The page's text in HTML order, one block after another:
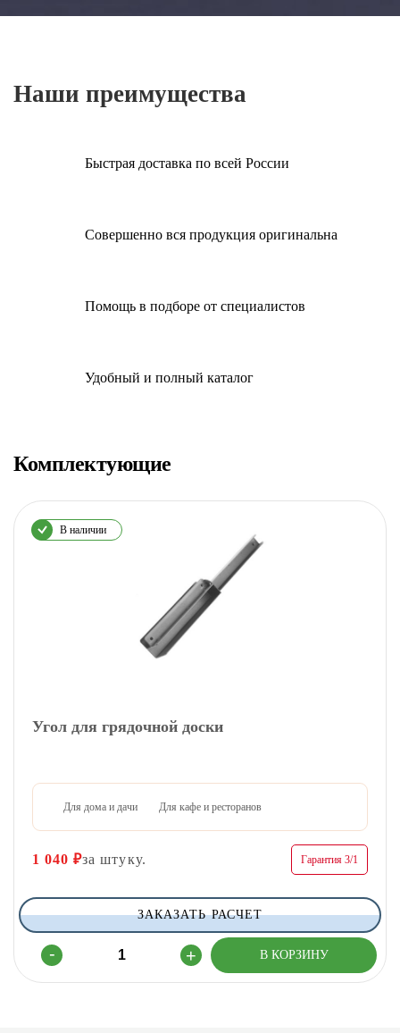
Наши преимущества
Быстрая доставка по всей России
Совершенно вся продукция оригинальна
Помощь в подборе от специалистов
Удобный и полный каталог
Комплектующие
В наличии
Угол для грядочной доски
Для дома и дачи Для кафе и ресторанов
1 040 ₽за штуку. Гарантия 3/1
ЗАКАЗАТЬ РАСЧЕТ